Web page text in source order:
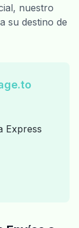
nuestro
su destino de
Express